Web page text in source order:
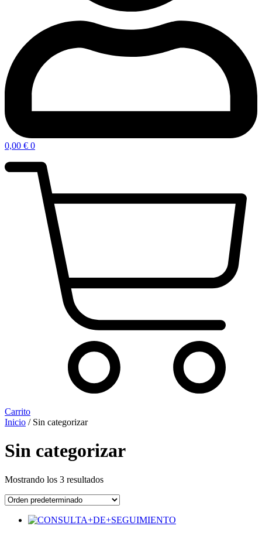
0,00 € 0
Carrito
Inicio / Sin categorizar
Sin categorizar
Mostrando los 3 resultados